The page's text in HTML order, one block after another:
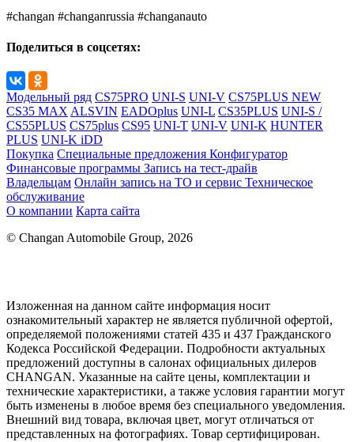
#changan #changanrussia #changanauto
Поделиться в соцсетях:
Модельный ряд CS75PRO UNI-S UNI-V CS75PLUS NEW
CS35 MAX ALSVIN EADOplus UNI-L CS35PLUS UNI-S /
CS55PLUS CS75plus CS95 UNI-T UNI-V UNI-K HUNTER
PLUS UNI-K iDD
Покупка Специальные предложения Конфигуратор
Финансовые программы Запись на тест-драйв
Владельцам Онлайн запись на ТО и сервис Техническое
обслуживание
О компании Карта сайта
© Changan Automobile Group, 2026
Изложенная на данном сайте информация носит
ознакомительный характер не является публичной офертой,
определяемой положениями статей 435 и 437 Гражданского
Кодекса Российской Федерации. Подробности актуальных
предложений доступны в салонах официальных дилеров
CHANGAN. Указанные на сайте цены, комплектации и
технические характеристики, а также условия гарантии могут
быть изменены в любое время без специального уведомления.
Внешний вид товара, включая цвет, могут отличаться от
представленных на фотографиях. Товар сертифицирован.